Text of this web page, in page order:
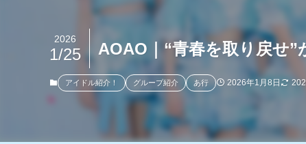
AOAO｜“青春を取り戻せ
2026
1/25
アイドル紹介！ グループ紹介 あ行 2026年1月8日